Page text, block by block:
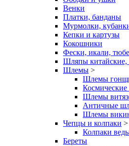
Венки
Платки, банданы
Мурмолки,
Кепки и картузы
Кокошники
Фески, икали,
Шляпы китайские,
Шлемы >
Шлемы
Шлемы
Античные
Шлемы
Чепцы и колпаки >
Колпаки
Береты